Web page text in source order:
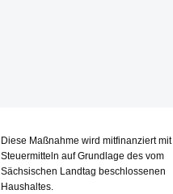
Diese Maßnahme wird mitfinanziert mit
Steuermitteln auf Grundlage des vom
Sächsischen Landtag beschlossenen
Haushaltes.